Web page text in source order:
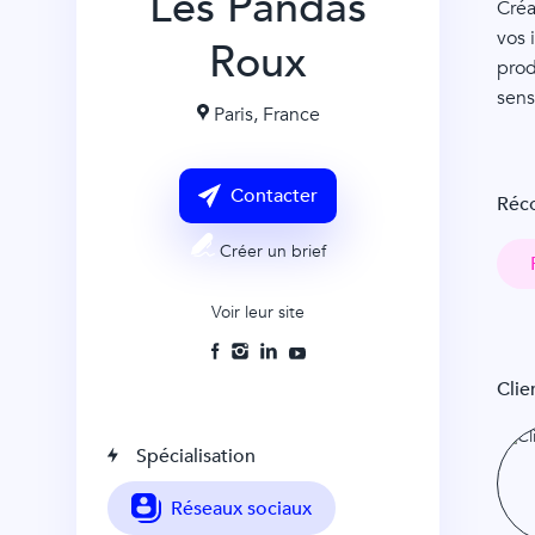
Roux
Paris, France
Contacter
Créer un brief
Voir leur site
Spécialisation
Réseaux sociaux
vos